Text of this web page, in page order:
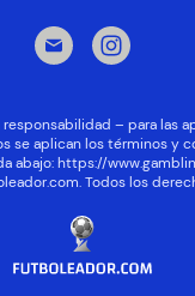
responsabilidad – para las
se aplican los términos y
abajo:https://
Todos los